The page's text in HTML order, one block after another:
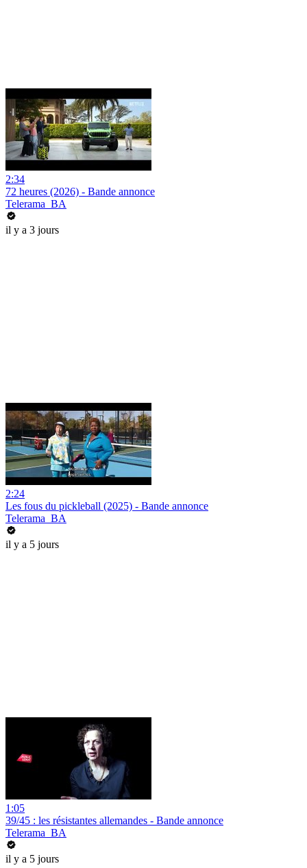
2:34
72 heures (2026) - Bande annonce
Telerama_BA
il y a 3 jours
2:24
Les fous du pickleball (2025) - Bande annonce
Telerama_BA
il y a 5 jours
1:05
39/45 : les résistantes allemandes - Bande annonce
Telerama_BA
il y a 5 jours